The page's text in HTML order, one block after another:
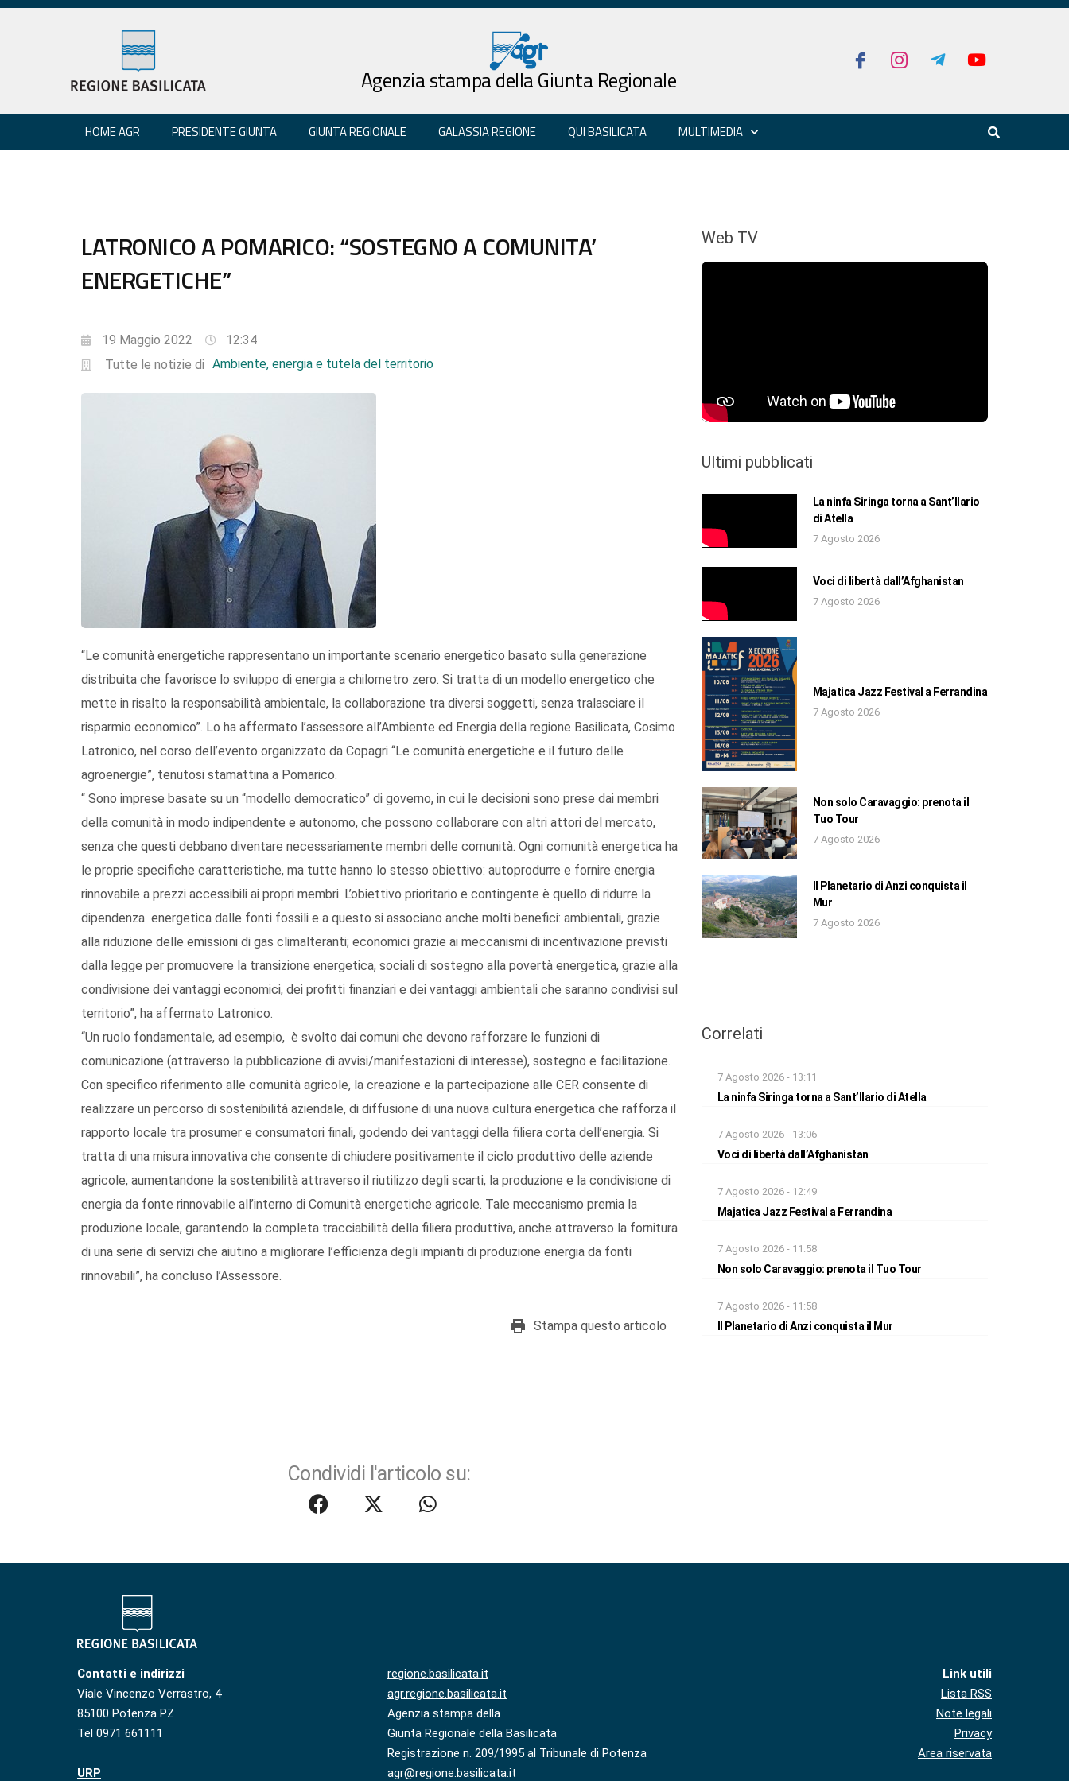
Agenzia stampa della Giunta Regionale
HOME AGR PRESIDENTE GIUNTA GIUNTA REGIONALE GALASSIA REGIONE QUI BASILICATA MULTIMEDIA
LATRONICO A POMARICO: “SOSTEGNO A COMUNITA’
ENERGETICHE”
19 Maggio 2022
12:34
Tutte le notizie di Ambiente, energia e tutela del territorio
“Le comunità energetiche rappresentano un importante scenario energetico basato sulla generazione
distribuita che favorisce lo sviluppo di energia a chilometro zero. Si tratta di un modello energetico che
mette in risalto la responsabilità ambientale, la collaborazione tra diversi soggetti, senza tralasciare il
risparmio economico”. Lo ha affermato l’assessore all’Ambiente ed Energia della regione Basilicata, Cosimo
Latronico, nel corso dell’evento organizzato da Copagri “Le comunità energetiche e il futuro delle
agroenergie”, tenutosi stamattina a Pomarico.
“ Sono imprese basate su un “modello democratico” di governo, in cui le decisioni sono prese dai membri
della comunità in modo indipendente e autonomo, che possono collaborare con altri attori del mercato,
senza che questi debbano diventare necessariamente membri delle comunità. Ogni comunità energetica ha
le proprie specifiche caratteristiche, ma tutte hanno lo stesso obiettivo: autoprodurre e fornire energia
rinnovabile a prezzi accessibili ai propri membri. L’obiettivo prioritario e contingente è quello di ridurre la
dipendenza energetica dalle fonti fossili e a questo si associano anche molti benefici: ambientali, grazie
alla riduzione delle emissioni di gas climalteranti; economici grazie ai meccanismi di incentivazione previsti
dalla legge per promuovere la transizione energetica, sociali di sostegno alla povertà energetica, grazie alla
condivisione dei vantaggi economici, dei profitti finanziari e dei vantaggi ambientali che saranno condivisi sul
territorio”, ha affermato Latronico.
“Un ruolo fondamentale, ad esempio, è svolto dai comuni che devono rafforzare le funzioni di
comunicazione (attraverso la pubblicazione di avvisi/manifestazioni di interesse), sostegno e facilitazione.
Con specifico riferimento alle comunità agricole, la creazione e la partecipazione alle CER consente di
realizzare un percorso di sostenibilità aziendale, di diffusione di una nuova cultura energetica che rafforza il
rapporto locale tra prosumer e consumatori finali, godendo dei vantaggi della filiera corta dell’energia. Si
tratta di una misura innovativa che consente di chiudere positivamente il ciclo produttivo delle aziende
agricole, aumentandone la sostenibilità attraverso il riutilizzo degli scarti, la produzione e la condivisione di
energia da fonte rinnovabile all’interno di Comunità energetiche agricole. Tale meccanismo premia la
produzione locale, garantendo la completa tracciabilità della filiera produttiva, anche attraverso la fornitura
di una serie di servizi che aiutino a migliorare l’efficienza degli impianti di produzione energia da fonti
rinnovabili”, ha concluso l’Assessore.
Stampa questo articolo
Condividi l'articolo su:
Web TV
Ultimi pubblicati
La ninfa Siringa torna a Sant’Ilario
di Atella
7 Agosto 2026
Voci di libertà dall’Afghanistan
7 Agosto 2026
Majatica Jazz Festival a Ferrandina
7 Agosto 2026
Non solo Caravaggio: prenota il
Tuo Tour
7 Agosto 2026
Il Planetario di Anzi conquista il
Mur
7 Agosto 2026
Correlati
7 Agosto 2026 - 13:11
La ninfa Siringa torna a Sant’Ilario di Atella
7 Agosto 2026 - 13:06
Voci di libertà dall’Afghanistan
7 Agosto 2026 - 12:49
Majatica Jazz Festival a Ferrandina
7 Agosto 2026 - 11:58
Non solo Caravaggio: prenota il Tuo Tour
7 Agosto 2026 - 11:58
Il Planetario di Anzi conquista il Mur
Contatti e indirizzi
Viale Vincenzo Verrastro, 4
85100 Potenza PZ
Tel 0971 661111
URP
regione.basilicata.it
agr.regione.basilicata.it
Agenzia stampa della
Giunta Regionale della Basilicata
Registrazione n. 209/1995 al Tribunale di Potenza
agr@regione.basilicata.it
Link utili
Lista RSS
Note legali
Privacy
Area riservata